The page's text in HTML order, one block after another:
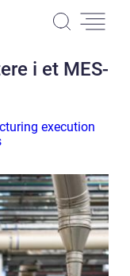
i et MES-
execution